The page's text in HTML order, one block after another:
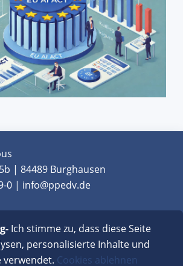
| 84489 Burghausen
0 | info@ppedv.de
|Datenschutz|FAQ
Ich stimme zu, dass diese Seite
personalisierte Inhalte und
verwendet. Cookies ablehnen